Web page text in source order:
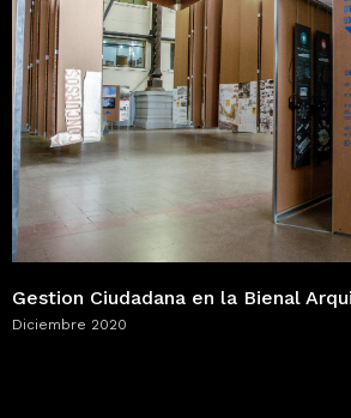
Gestion Ciudadana en la Bienal
Diciembre 2020